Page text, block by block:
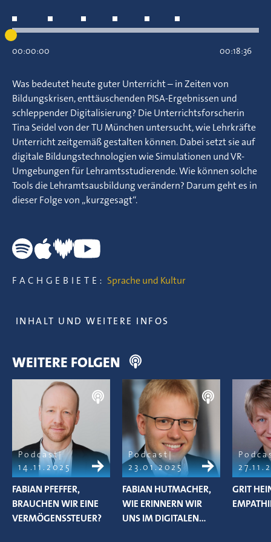
00:00:00 00:18:36
Was bedeutet heute guter Unterricht – in Zeiten von
Bildungskrisen, enttäuschenden PISA-Ergebnissen und
schleppender Digitalisierung? Die Unterrichtsforscherin
Tina Seidel von der TU München untersucht, wie Lehrkräfte
Unterricht zeitgemäß gestalten können. Dabei setzt sie auf
digitale Bildungstechnologien wie Simulationen und VR-
Umgebungen für Lehramtsstudierende. Wie können solche
Tools die Lehramtsausbildung verändern? Darum geht es in
dieser Folge von „kurzgesagt“.
FACHGEBIETE: Sprache und Kultur
INHALT UND WEITERE INFOS
WEITERE FOLGEN
Podcast
14.11.2025
FABIAN PFEFFER,
BRAUCHEN WIR EINE
VERMÖGENSSTEUER?
Podcast
23.01.2025
FABIAN HUTMACHER,
WIE ERINNERN WIR
UNS IM DIGITALEN…
GRIT